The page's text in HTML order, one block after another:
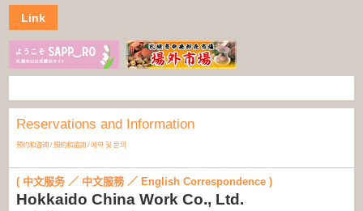
Link
Reservations and Information
预约和咨询 / 預約和諮詢 / 예약 및 문의
( 中文服务 ／ 中文服務 ／ English Correspondence )
Hokkaido China Work Co., Ltd.